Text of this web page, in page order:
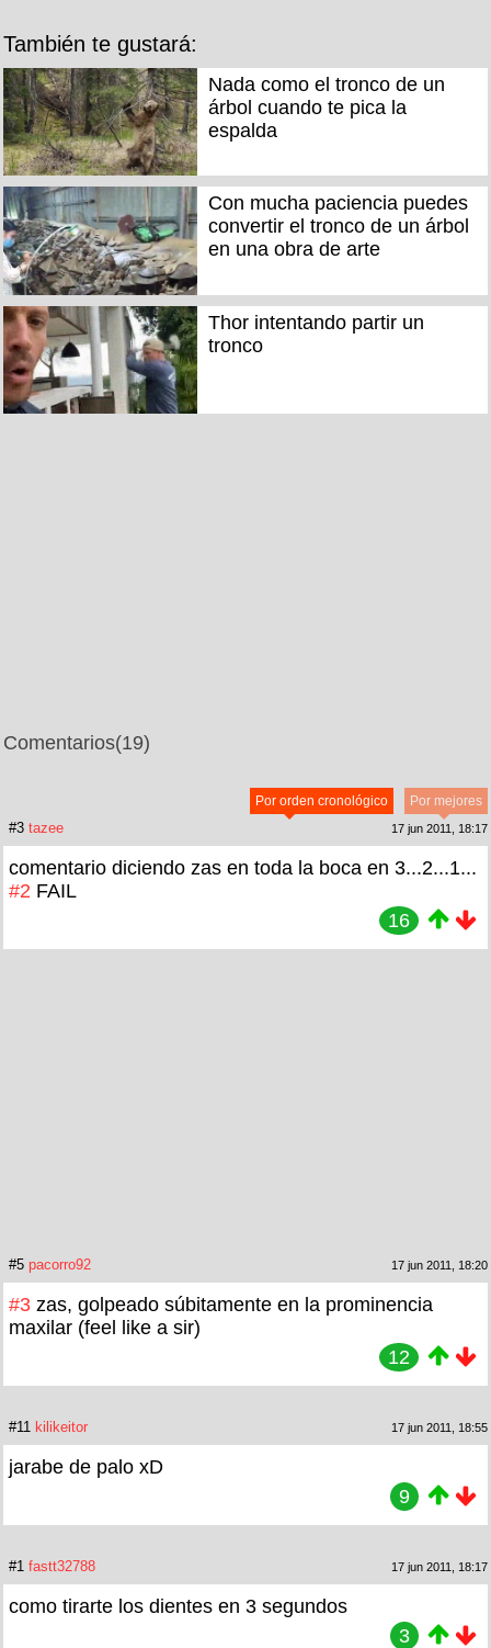
También te gustará:
Nada como el tronco de un
árbol cuando te pica la
espalda
Con mucha paciencia puedes
convertir el tronco de un árbol
en una obra de arte
Thor intentando partir un
tronco
Comentarios(19)
Por mejores
Por orden cronológico
#3 tazee 17 jun 2011, 18:17
comentario diciendo zas en toda la boca en 3...2...1...
#2 FAIL
16
#5 pacorro92 17 jun 2011, 18:20
#3 zas, golpeado súbitamente en la prominencia
maxilar (feel like a sir)
12
#11 kilikeitor 17 jun 2011, 18:55
jarabe de palo xD
9
#1 fastt32788 17 jun 2011, 18:17
como tirarte los dientes en 3 segundos
3